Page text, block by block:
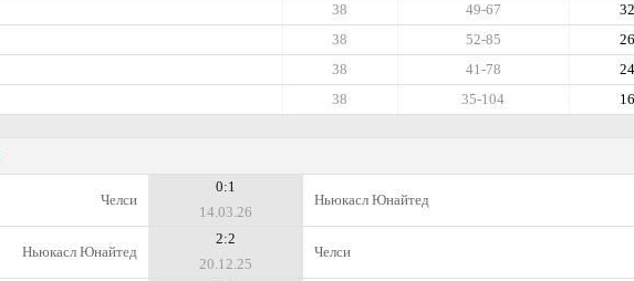
32
49-67
38
26
52-85
38
24
41-78
38
16
35-104
38
Челси
0:1
14.03.26
Ньюкасл Юнайтед
Ньюкасл Юнайтед
2:2
20.12.25
Челси